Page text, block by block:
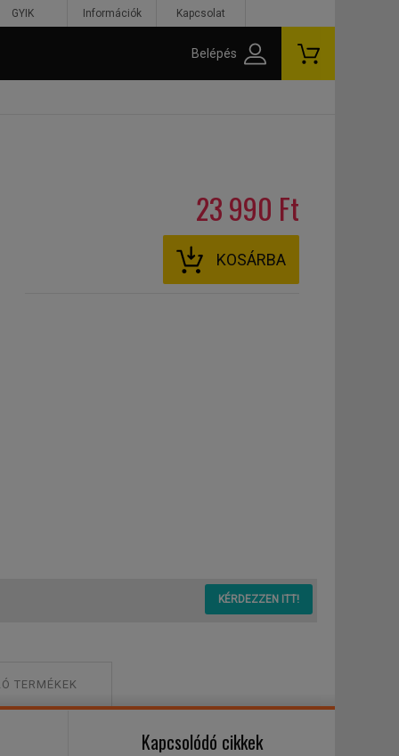
23 990 Ft
KOSÁRBA
KÉRDEZZEN ITT!
TERMÉKEK
Kapcsolódó cikkek
GYIK Információk Kapcsolat
Belépés